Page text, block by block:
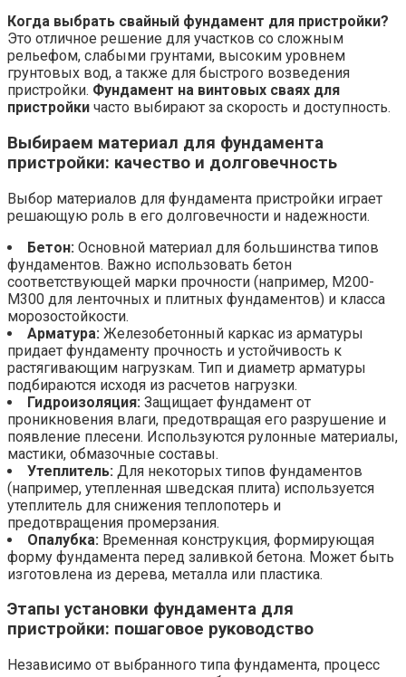
Когда выбрать свайный фундамент для пристройки?
Это отличное решение для участков со сложным
рельефом, слабыми грунтами, высоким уровнем
грунтовых вод, а также для быстрого возведения
пристройки. Фундамент на винтовых сваях для
пристройки часто выбирают за скорость и доступность.
Выбираем материал для фундамента
пристройки: качество и долговечность
Выбор материалов для фундамента пристройки играет
решающую роль в его долговечности и надежности.
Бетон: Основной материал для большинства типов
фундаментов. Важно использовать бетон
соответствующей марки прочности (например, М200-
М300 для ленточных и плитных фундаментов) и класса
морозостойкости.
Арматура: Железобетонный каркас из арматуры
придает фундаменту прочность и устойчивость к
растягивающим нагрузкам. Тип и диаметр арматуры
подбираются исходя из расчетов нагрузки.
Гидроизоляция: Защищает фундамент от
проникновения влаги, предотвращая его разрушение и
появление плесени. Используются рулонные материалы,
мастики, обмазочные составы.
Утеплитель: Для некоторых типов фундаментов
(например, утепленная шведская плита) используется
утеплитель для снижения теплопотерь и
предотвращения промерзания.
Опалубка: Временная конструкция, формирующая
форму фундамента перед заливкой бетона. Может быть
изготовлена из дерева, металла или пластика.
Этапы установки фундамента для
пристройки: пошаговое руководство
Независимо от выбранного типа фундамента, процесс